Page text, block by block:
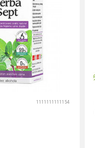
1111111111154